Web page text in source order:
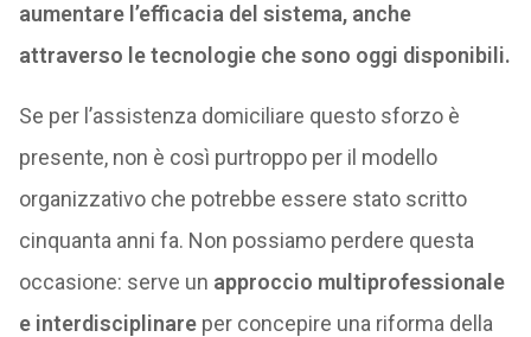
aumentare l’efficacia del sistema, anche
attraverso le tecnologie che sono oggi disponibili.
Se per l’assistenza domiciliare questo sforzo è
presente, non è così purtroppo per il modello
organizzativo che potrebbe essere stato scritto
cinquanta anni fa. Non possiamo perdere questa
occasione: serve un approccio multiprofessionale
e interdisciplinareper concepire una riforma della